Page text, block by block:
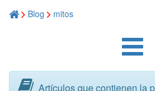
Blog
mitos
Artículos que contienen la